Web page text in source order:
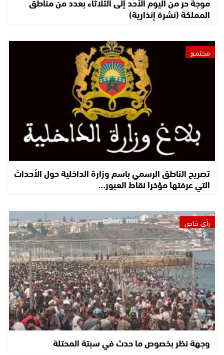
المملكة (نشرة إنذارية)
مجتمع
تصريح الناطق الرسمي باسم وزارة الداخلية حول الأحداث
التي عرفتها مؤخرا نقاط العبور…
رأي خاص
وجهة نظر بخصوص ما حدث في سبتة المحتلة